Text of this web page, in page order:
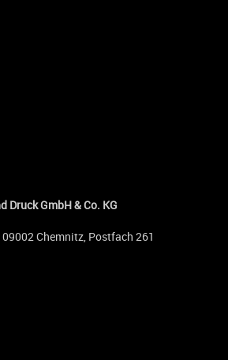
Druck GmbH & Co. KG
Chemnitz, Postfach 261